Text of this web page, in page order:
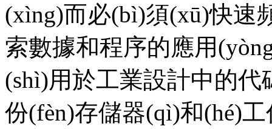
(xìng)而必(bì)須(xū)快速
索數據和程序的應用
(shì)用於工業設計中的代
份(fèn)存儲器(qì)和(hé)